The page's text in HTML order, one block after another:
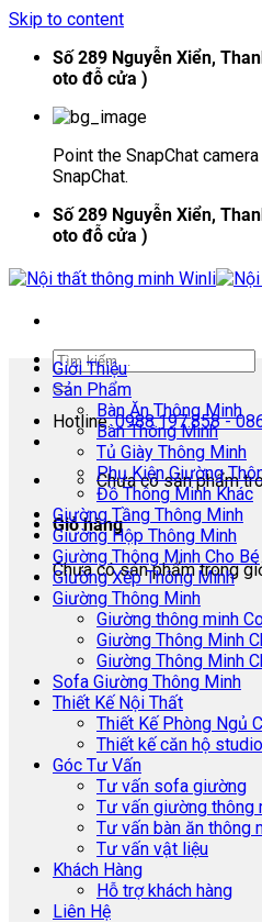
Skip to content
Số 289 Nguyễn Xiển,
oto đỗ cửa )
Point the SnapChat
SnapChat.
Số 289 Nguyễn Xiển,
oto đỗ cửa )
Hotline:0988.197.858 -
Chưa có sản phẩm
Giỏ hàng
Chưa có sản phẩm trong
Giới Thiệu
Sản Phẩm
Bàn Ăn Thông Minh
Bàn Thông Minh
Tủ Giày Thông Minh
Phụ Kiện Giường
Đồ Thông Minh Khác
Giường Tầng Thông Minh
Giường Hộp Thông Minh
Giường Thông Minh Cho Bé
Giường Xếp Thông Minh
Giường Thông Minh
Giường thông minh
Giường Thông Minh
Giường Thông Minh
Sofa Giường Thông Minh
Thiết Kế Nội Thất
Thiết Kế Phòng Ngủ
Thiết kế căn hộ studio
Góc Tư Vấn
Tư vấn sofa giường
Tư vấn giường thông
Tư vấn bàn ăn thông
Tư vấn vật liệu
Khách Hàng
Hỗ trợ khách hàng
Liên Hệ